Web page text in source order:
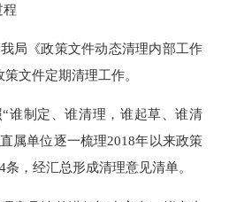
程
局《政策文件动态清理内部工作
文件定期清理工作。
谁制定、谁清理，谁起草、谁清
属单位逐一梳理2018年以来政策
，经汇总形成清理意见清单。